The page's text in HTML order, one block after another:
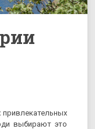
выбирают это